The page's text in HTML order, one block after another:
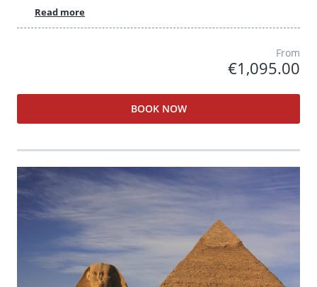
Read more
From
€1,095.00
BOOK NOW